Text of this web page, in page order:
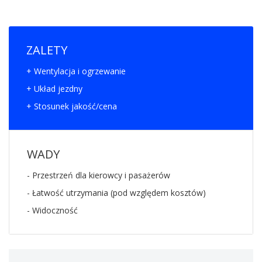
ZALETY
+ Wentylacja i ogrzewanie
+ Układ jezdny
+ Stosunek jakość/cena
WADY
- Przestrzeń dla kierowcy i pasażerów
- Łatwość utrzymania (pod względem kosztów)
- Widoczność